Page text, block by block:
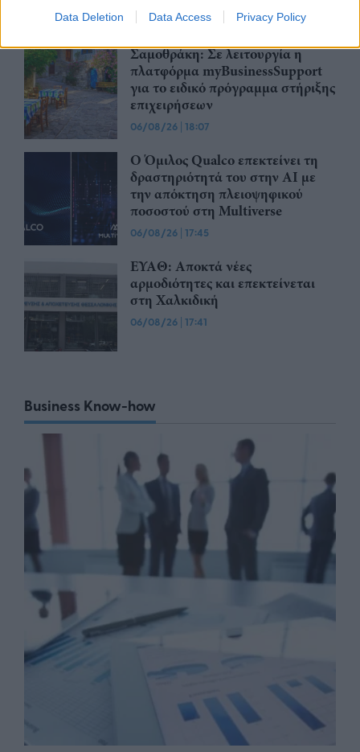
Data Deletion Data Access Privacy Policy
06/08/26|18:31
Σαμοθράκη: Σε λειτουργία η
πλατφόρμα myBusinessSupport
για το ειδικό πρόγραμμα στήριξης
επιχειρήσεων
06/08/26 | 18:07
Ο Όμιλος Qualco επεκτείνει τη
δραστηριότητά του στην ΑΙ με
την απόκτηση πλειοψηφικού
ποσοστού στη Multiverse
06/08/26 | 17:45
ΕΥΑΘ: Αποκτά νέες
αρμοδιότητες και επεκτείνεται
στη Χαλκιδική
06/08/26 | 17:41
Business Know-how